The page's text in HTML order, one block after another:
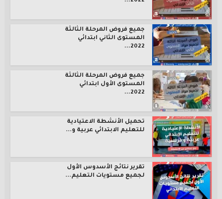
جميع فروض المرحلة الثالثة
المستوى الثاني ابتدائي
2022...
جميع فروض المرحلة الثالثة
المستوى الأول ابتدائي
2022...
تحميل الأنشطة الاعتيادية
للتعليم الابتدائي عربية و...
تقرير نتائج الأسدوس الأول
لجميع مستويات التعليم...